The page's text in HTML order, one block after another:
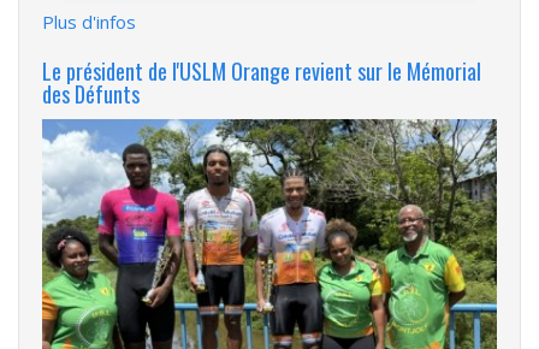
Plus d'infos
Le président de l'USLM Orange revient sur le Mémorial
des Défunts